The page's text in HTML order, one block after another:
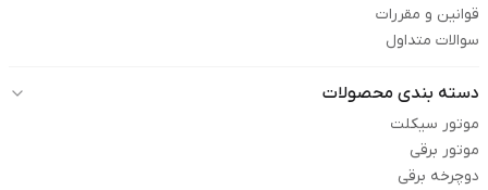
قوانین و مقررات
سوالات متداول
دسته بندی محصولات
موتور سیکلت
موتور برقی
دوچرخه برقی